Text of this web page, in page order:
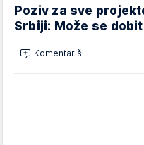
Poziv za sve
Srbiji: Može se
Komentariši